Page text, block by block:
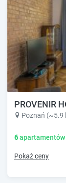
PROVENIR
Poznań (~5.9
6
Pokaż ceny